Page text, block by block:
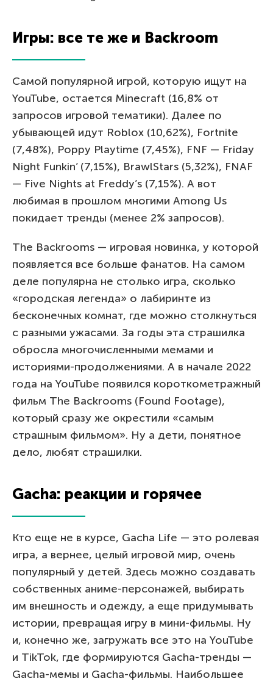
Игры: все те же и Backroom
Самой популярной игрой, которую ищут на
YouTube, остается Minecraft (16,8% от
запросов игровой тематики). Далее по
убывающей идут Roblox (10,62%), Fortnite
(7,48%), Poppy Playtime (7,45%), FNF — Friday
Night Funkin’ (7,15%), BrawlStars (5,32%), FNAF
— Five Nights at Freddy’s (7,15%). А вот
любимая в прошлом многими Among Us
покидает тренды (менее 2% запросов).
The Backrooms — игровая новинка, у которой
появляется все больше фанатов. На самом
деле популярна не столько игра, сколько
«городская легенда» о лабиринте из
бесконечных комнат, где можно столкнуться
с разными ужасами. За годы эта страшилка
обросла многочисленными мемами и
историями-продолжениями. А в начале 2022
года на YouTube появился короткометражный
фильм The Backrooms (Found Footage),
который сразу же окрестили «самым
страшным фильмом». Ну а дети, понятное
дело, любят страшилки.
Gacha: реакции и горячее
Кто еще не в курсе, Gacha Life — это ролевая
игра, а вернее, целый игровой мир, очень
популярный у детей. Здесь можно создавать
собственных аниме-персонажей, выбирать
им внешность и одежду, а еще придумывать
истории, превращая игру в мини-фильмы. Ну
и, конечно же, загружать все это на YouTube
и TikTok, где формируются Gacha-тренды —
Gacha-мемы и Gacha-фильмы. Наибольшее